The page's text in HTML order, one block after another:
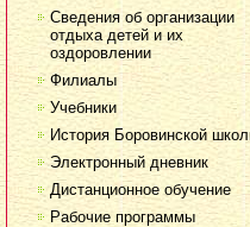
Сведения об организации
отдыха детей и их
оздоровлении
Филиалы
Учебники
История Боровинской
Электронный дневник
Дистанционное обучение
Рабочие программы